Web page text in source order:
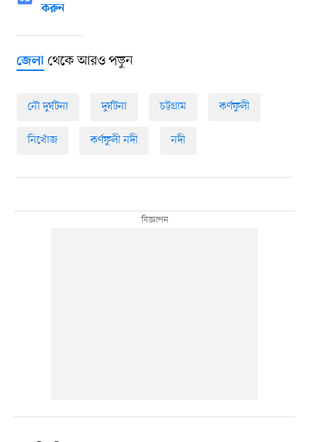
করুন
জেলাথেকে আরও পড়ুন
নৌ দুর্ঘটনা দুর্ঘটনা চট্টগ্রাম কর্ণফুলী
নিখোঁজ কর্ণফুলী নদী নদী